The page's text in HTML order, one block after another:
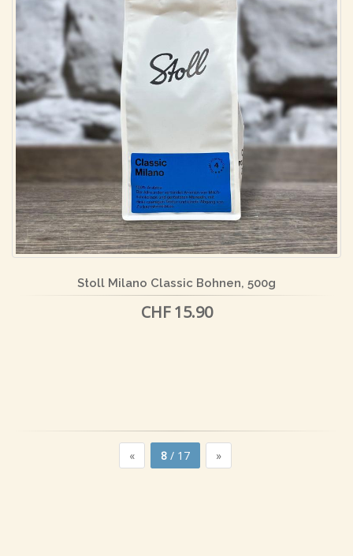
Stoll Milano Classic Bohnen, 500g
CHF 15.90
« 8/ 17 »